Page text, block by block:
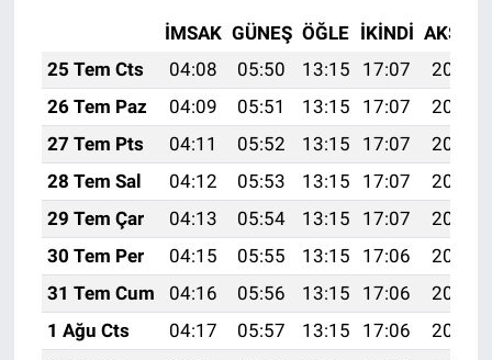
İMSAK GÜNEŞ ÖĞLE İKINDI AKŞAM
25 Tem Cts
04:08 05:50 13:15 17:07
20:29
26 Tem Paz
04:09 05:51 13:15 17:07
20:28
27 Tem Pts
04:11 05:52 13:15 17:07
20:27
28 Tem Sal
04:12 05:53 13:15 17:07
20:26
29 Tem Çar
04:13 05:54 13:15 17:07
20:25
30 Tem Per
04:15 05:55 13:15 17:06
20:24
31 Tem Cum
04:16 05:56 13:15 17:06
20:24
1 Ağu Cts
04:17 05:57 13:15 17:06
20:23